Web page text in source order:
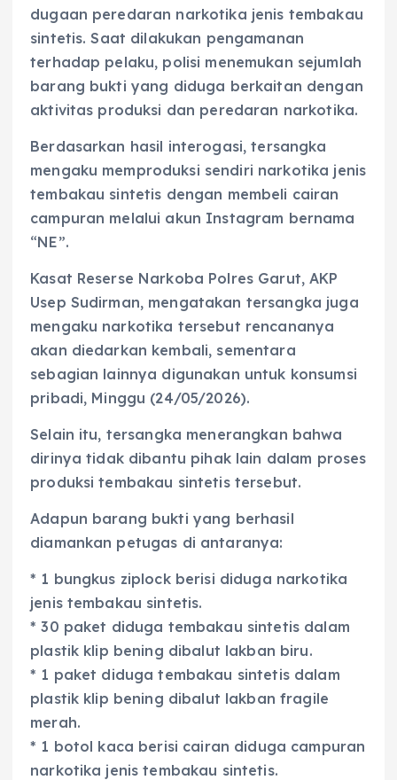
dugaan peredaran narkotika jenis tembakau
sintetis. Saat dilakukan pengamanan
terhadap pelaku, polisi menemukan sejumlah
barang bukti yang diduga berkaitan dengan
aktivitas produksi dan peredaran narkotika.
Berdasarkan hasil interogasi, tersangka
mengaku memproduksi sendiri narkotika jenis
tembakau sintetis dengan membeli cairan
campuran melalui akun Instagram bernama
“NE”.
Kasat Reserse Narkoba Polres Garut, AKP
Usep Sudirman, mengatakan tersangka juga
mengaku narkotika tersebut rencananya
akan diedarkan kembali, sementara
sebagian lainnya digunakan untuk konsumsi
pribadi, Minggu (24/05/2026).
Selain itu, tersangka menerangkan bahwa
dirinya tidak dibantu pihak lain dalam proses
produksi tembakau sintetis tersebut.
Adapun barang bukti yang berhasil
diamankan petugas di antaranya:
* 1 bungkus ziplock berisi diduga narkotika
jenis tembakau sintetis.
* 30 paket diduga tembakau sintetis dalam
plastik klip bening dibalut lakban biru.
* 1 paket diduga tembakau sintetis dalam
plastik klip bening dibalut lakban fragile
merah.
* 1 botol kaca berisi cairan diduga campuran
narkotika jenis tembakau sintetis.